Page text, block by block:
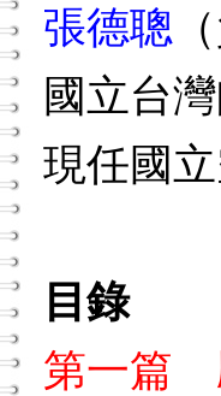
張德聰
國立台
現任國
目錄
第一篇